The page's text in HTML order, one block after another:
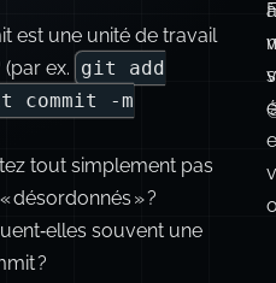
commit sont moins
vous ?
une œuvre d’art
et sculptée ?
est une unité de travail
(par ex. git add
commit -m
à